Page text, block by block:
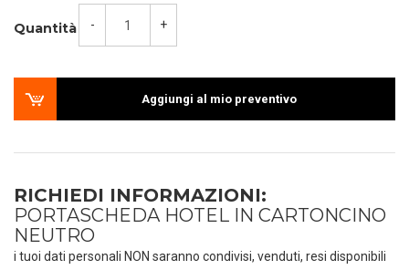
Quantità - +
Aggiungi al mio preventivo
RICHIEDI INFORMAZIONI:
PORTASCHEDA HOTEL IN CARTONCINO
NEUTRO
i tuoi dati personali NON saranno condivisi, venduti, resi disponibili